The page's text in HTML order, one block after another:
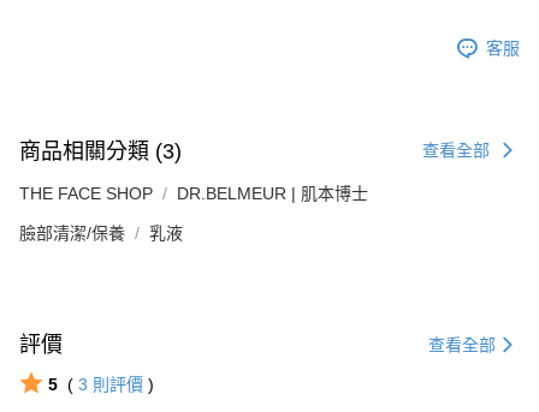
客服
商品相關分類 (3) 查看全部
THE FACE SHOP DR.BELMEUR | 肌本博士
臉部清潔/保養 乳液
評價 查看全部
5 ( 3 則評價 )